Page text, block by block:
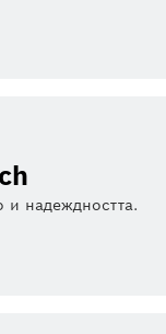
и надеждността.